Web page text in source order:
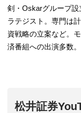
剣・Oskarグループ
ラテジスト。専門は
資戦略の立案など。
済番組への出演多数。
松井証券